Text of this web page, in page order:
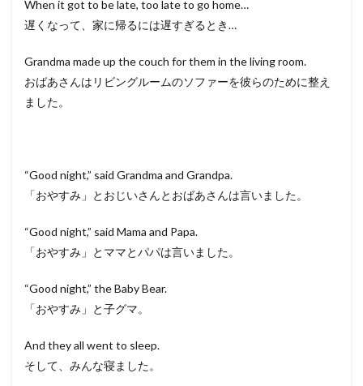
When it got to be late, too late to go home…
遅くなって、家に帰るには遅すぎるとき…
Grandma made up the couch for them in the living room.
おばあさんはリビングルームのソファーを彼らのために整え
ました。
“Good night,” said Grandma and Grandpa.
「おやすみ」とおじいさんとおばあさんは言いました。
“Good night,” said Mama and Papa.
「おやすみ」とママとパパは言いました。
“Good night,” the Baby Bear.
「おやすみ」と子グマ。
And they all went to sleep.
そして、みんな寝ました。